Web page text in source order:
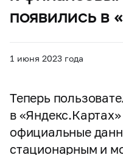
появились в
1 июня 2023 года
Теперь
в
официальные
стационарным и